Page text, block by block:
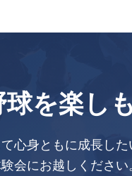
を楽し
心身ともに成長した
会にお越しください。